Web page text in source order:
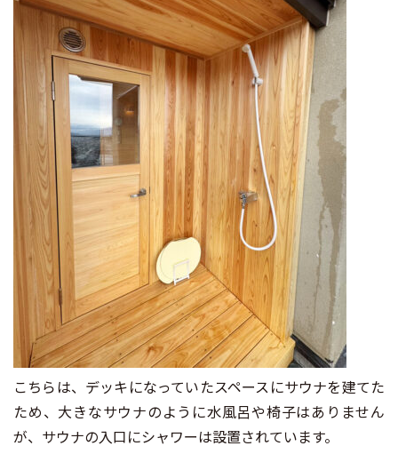
こちらは、デッキになっていたスペースにサウナを建てた
ため、大きなサウナのように水風呂や椅子はありません
が、サウナの入口にシャワーは設置されています。